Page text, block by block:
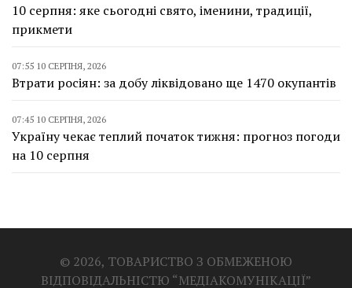
10 серпня: яке сьогодні свято, іменини, традиції,
прикмети
07:55 10 СЕРПНЯ, 2026
Втрати росіян: за добу ліквідовано ще 1470 окупантів
07:45 10 СЕРПНЯ, 2026
Україну чекає теплий початок тижня: прогноз погоди
на 10 серпня
© 2026, ТОВАРИСТВО З ОБМЕЖЕНОЮ
ВІДПОВІДАЛЬНІСТЮ “МЕДІАКОМУНІКАЦІЇ”